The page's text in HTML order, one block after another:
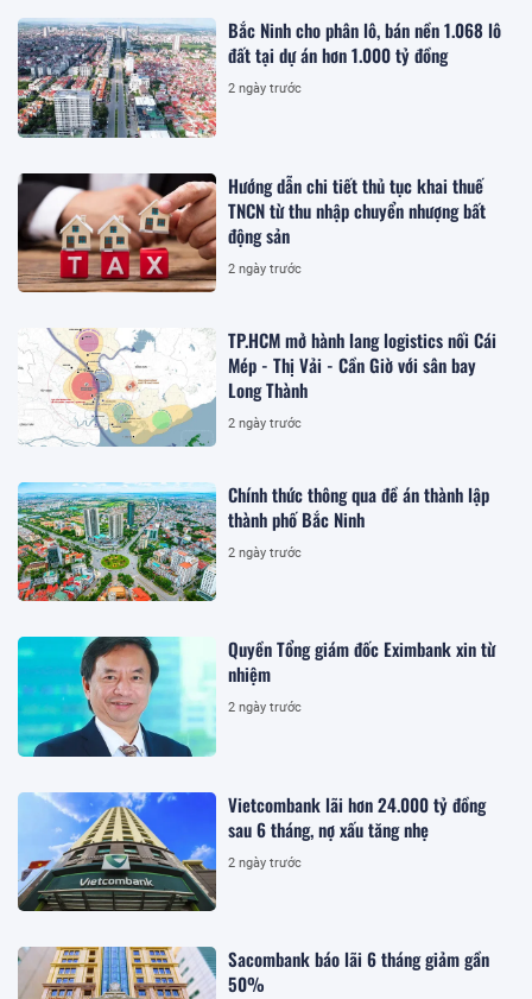
Bắc Ninh cho phân lô, bán nền 1.068 lô
đất tại dự án hơn 1.000 tỷ đồng
2 ngày trước
Hướng dẫn chi tiết thủ tục khai thuế
TNCN từ thu nhập chuyển nhượng bất
động sản
2 ngày trước
TP.HCM mở hành lang logistics nối Cái
Mép - Thị Vải - Cần Giờ với sân bay
Long Thành
2 ngày trước
Chính thức thông qua đề án thành lập
thành phố Bắc Ninh
2 ngày trước
Quyền Tổng giám đốc Eximbank xin từ
nhiệm
2 ngày trước
Vietcombank lãi hơn 24.000 tỷ đồng
sau 6 tháng, nợ xấu tăng nhẹ
2 ngày trước
Sacombank báo lãi 6 tháng giảm gần
50%